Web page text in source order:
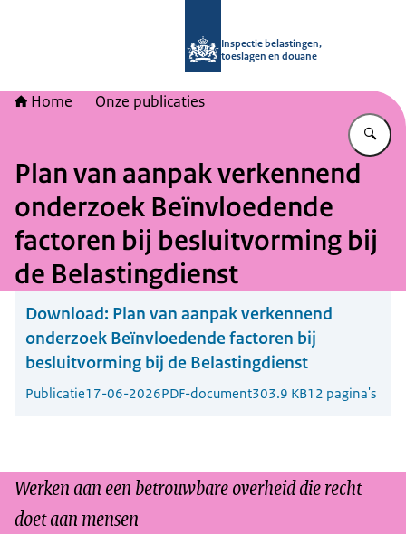
Inspectie belastingen,
toeslagen en douane
Home Onze publicaties
Plan van aanpak verkennend
onderzoek Beïnvloedende
factoren bij besluitvorming bij
de Belastingdienst
Download: Plan van aanpak verkennend
onderzoek Beïnvloedende factoren bij
besluitvorming bij de Belastingdienst
Publicatie17-06-2026PDF-document303.9 KB12 pagina's
Werken aan een betrouwbare overheid die recht
doet aan mensen